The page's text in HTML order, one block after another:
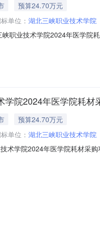
预算24.70万元
单位： 湖北三峡职业技术学院
职业技术学院2024年医学院
技术学院。本项目已具备招
学院2024年医学院耗材
预算24.70万元
单位： 湖北三峡职业技术学院
术学院2024年医学院耗材采
询价采购4、预算金额：